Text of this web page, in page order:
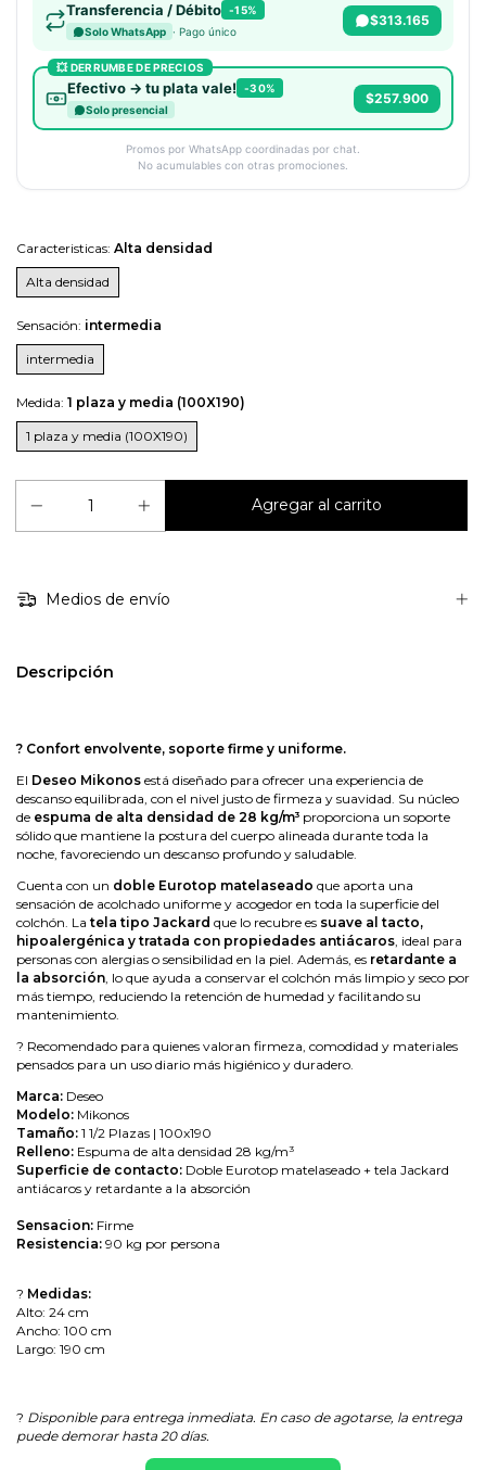
Transferencia / Débito -15%
Solo WhatsApp · Pago único
$313.165
💥 DERRUMBE DE PRECIOS
Efectivo → tu plata vale!
-30%
Solo presencial
$257.900
Promos por WhatsApp coordinadas por chat.
No acumulables con otras promociones.
Caracteristicas: Alta densidad
Alta densidad
Sensación: intermedia
intermedia
Medida: 1 plaza y media (100X190)
1 plaza y media (100X190)
Medios de envío
Descripción
? Confort envolvente, soporte firme y uniforme.
El Deseo Mikonos está diseñado para ofrecer una experiencia de
descanso equilibrada, con el nivel justo de firmeza y suavidad. Su núcleo
de espuma de alta densidad de 28 kg/m³ proporciona un soporte
sólido que mantiene la postura del cuerpo alineada durante toda la
noche, favoreciendo un descanso profundo y saludable.
Cuenta con un doble Eurotop matelaseado que aporta una
sensación de acolchado uniforme y acogedor en toda la superficie del
colchón. La tela tipo Jackard que lo recubre es suave al tacto,
hipoalergénica y tratada con propiedades antiácaros , ideal para
personas con alergias o sensibilidad en la piel. Además, es retardante a
la absorción , lo que ayuda a conservar el colchón más limpio y seco por
más tiempo, reduciendo la retención de humedad y facilitando su
mantenimiento.
? Recomendado para quienes valoran firmeza, comodidad y materiales
pensados para un uso diario más higiénico y duradero.
Marca: Deseo
Modelo: Mikonos
Tamaño: 1 1/2 Plazas | 100x190
Relleno: Espuma de alta densidad 28 kg/m³
Superficie de contacto: Doble Eurotop matelaseado + tela Jackard
antiácaros y retardante a la absorción
Sensacion: Firme
Resistencia: 90 kg por persona
? Medidas:
Alto: 24 cm
Ancho: 100 cm
Largo: 190 cm
? Disponible para entrega inmediata. En caso de agotarse, la entrega
puede demorar hasta 20 días.